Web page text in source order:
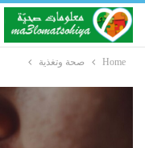
Home صحة وتغذية